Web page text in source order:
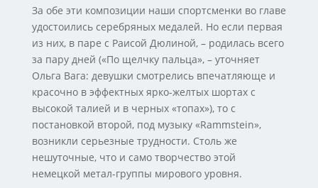
За обе эти композиции наши спортсменки во главе
удостоились серебряных медалей. Но если первая
из них, в паре с Раисой Дюлиной, – родилась всего
за пару дней («По щелчку пальца», – уточняет
Ольга Вага: девушки смотрелись впечатляюще и
красочно в эффектных ярко-желтых шортах с
высокой талией и в черных «топах»), то с
постановкой второй, под музыку «Rammstein»,
возникли серьезные трудности. Столь же
нешуточные, что и само творчество этой
немецкой метал-группы мирового уровня.